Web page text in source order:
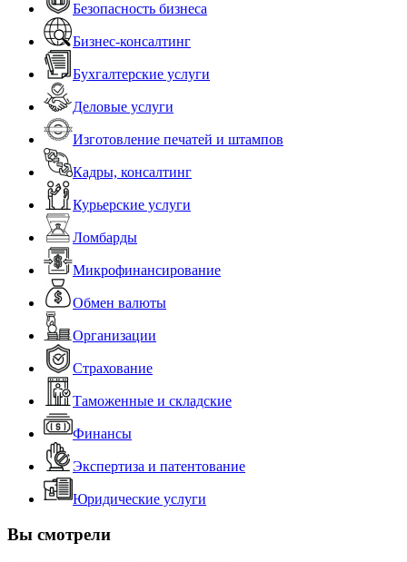
Безопасность бизнеса
Бизнес-консалтинг
Бухгалтерские услуги
Деловые услуги
Изготовление печатей и штампов
Кадры, консалтинг
Курьерские услуги
Ломбарды
Микрофинансирование
Обмен валюты
Организации
Страхование
Таможенные и складские
Финансы
Экспертиза и патентование
Юридические услуги
Вы смотрели